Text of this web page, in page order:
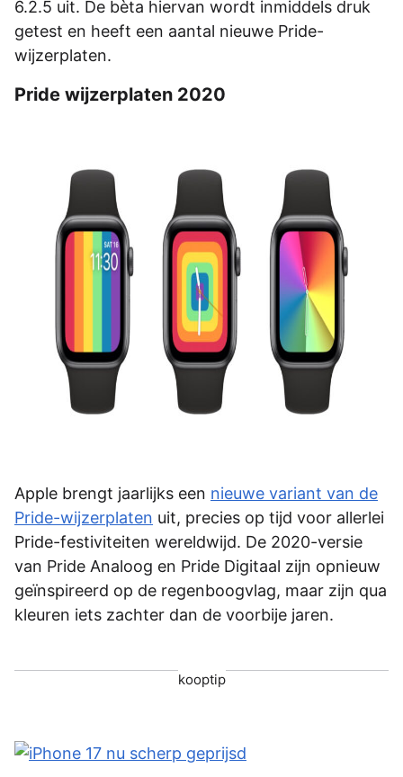
6.2.5 uit. De bèta hiervan wordt inmiddels druk
getest en heeft een aantal nieuwe Pride-
wijzerplaten.
Pride wijzerplaten 2020
Apple brengt jaarlijks een nieuwe variant van de
Pride-wijzerplaten uit, precies op tijd voor allerlei
Pride-festiviteiten wereldwijd. De 2020-versie
van Pride Analoog en Pride Digitaal zijn opnieuw
geïnspireerd op de regenboogvlag, maar zijn qua
kleuren iets zachter dan de voorbije jaren.
kooptip